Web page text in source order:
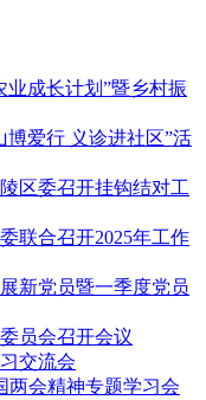
业成长计划”暨乡村振
博爱行 义诊进社区”活
区委召开挂钩结对工
联合召开2025年工作
新党员暨一季度党员
员会召开会议
交流会
两会精神专题学习会